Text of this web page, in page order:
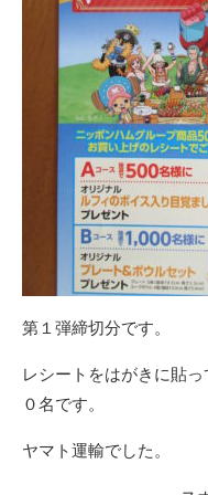
第１弾締切分です。
レシートをはがきに貼
０名です。
ヤマト運輸でした。